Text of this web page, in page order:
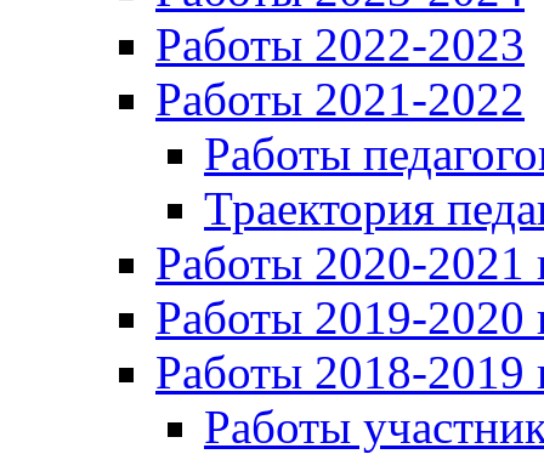
Работы 2022-2023
Работы 2021-2022
Работы
Траектория
Работы 2020-2021
Работы 2019-2020
Работы 2018-2019
Работы